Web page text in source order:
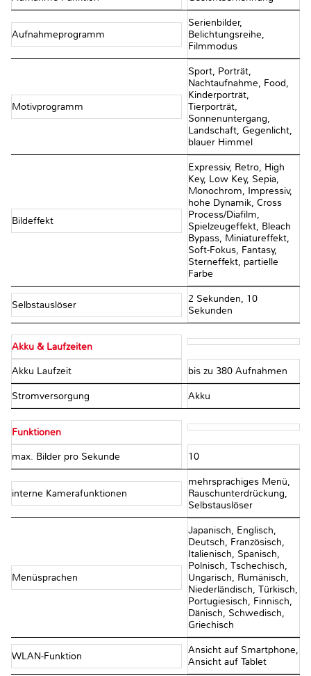
Aufnahmeprogramm
Serienbilder,
Belichtungsreihe,
Filmmodus
Motivprogramm
Sport, Porträt,
Nachtaufnahme, Food,
Kinderporträt,
Tierporträt,
Sonnenuntergang,
Landschaft, Gegenlicht,
blauer Himmel
Bildeffekt
Expressiv, Retro, High
Key, Low Key, Sepia,
Monochrom, Impressiv,
hohe Dynamik, Cross
Process/Diafilm,
Spielzeugeffekt, Bleach
Bypass, Miniatureffekt,
Soft-Fokus, Fantasy,
Sterneffekt, partielle
Farbe
Selbstauslöser
2 Sekunden, 10
Sekunden
Akku & Laufzeiten
Akku Laufzeit bis zu 380 Aufnahmen
Stromversorgung Akku
Funktionen
max. Bilder pro Sekunde 10
interne Kamerafunktionen
mehrsprachiges Menü,
Rauschunterdrückung,
Selbstauslöser
Menüsprachen
Japanisch, Englisch,
Deutsch, Französisch,
Italienisch, Spanisch,
Polnisch, Tschechisch,
Ungarisch, Rumänisch,
Niederländisch, Türkisch,
Portugiesisch, Finnisch,
Dänisch, Schwedisch,
Griechisch
WLAN-Funktion
Ansicht auf Smartphone,
Ansicht auf Tablet